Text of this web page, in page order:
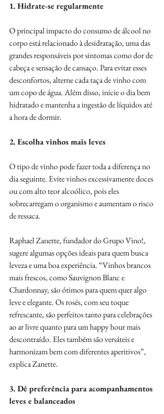
1. Hidrate-se regularmente
O principal impacto do consumo de álcool no
corpo está relacionado à desidratação, uma das
grandes responsáveis por sintomas como dor de
cabeça e sensação de cansaço. Para evitar esses
desconfortos, alterne cada taça de vinho com
um copo de água. Além disso, inicie o dia bem
hidratado e mantenha a ingestão de líquidos até
a hora de dormir.
2. Escolha vinhos mais leves
O tipo de vinho pode fazer toda a diferença no
dia seguinte. Evite vinhos excessivamente doces
ou com alto teor alcoólico, pois eles
sobrecarregam o organismo e aumentam o risco
de ressaca.
Raphael Zanette, fundador do Grupo Vino!,
sugere algumas opções ideais para quem busca
leveza e uma boa experiência. “Vinhos brancos
mais frescos, como Sauvignon Blanc e
Chardonnay, são ótimos para quem quer algo
leve e elegante. Os rosés, com seu toque
refrescante, são perfeitos tanto para celebrações
ao ar livre quanto para um happy hour mais
descontraído. Eles também são versáteis e
harmonizam bem com diferentes aperitivos”,
explica Zanette.
3. Dê preferência para acompanhamentos
leves e balanceados